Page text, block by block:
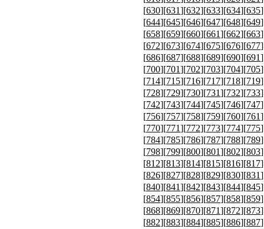
[630][631][632][633][634][635
[644][645][646][647][648][649
[658][659][660][661][662][663
[672][673][674][675][676][677
[686][687][688][689][690][691
[700][701][702][703][704][705
[714][715][716][717][718][719
[728][729][730][731][732][733
[742][743][744][745][746][747
[756][757][758][759][760][761
[770][771][772][773][774][775
[784][785][786][787][788][789
[798][799][800][801][802][803
[812][813][814][815][816][817
[826][827][828][829][830][831
[840][841][842][843][844][845
[854][855][856][857][858][859
[868][869][870][871][872][873
[882][883][884][885][886][887